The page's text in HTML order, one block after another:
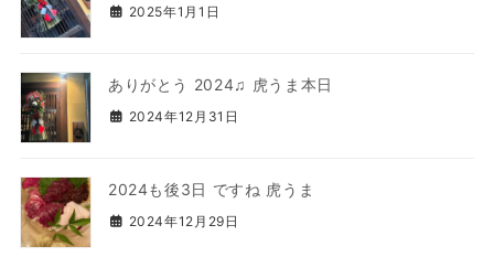
2025年1月1日
ありがとう 2024♫ 虎うま本日
2024年12月31日
2024も後3日 ですね 虎うま
2024年12月29日